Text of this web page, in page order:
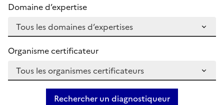
Domaine d’expertise
Organisme certificateur
Rechercher un diagnostiqueur